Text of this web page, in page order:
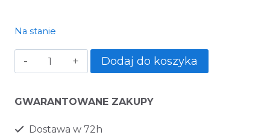
Na stanie
Dodaj do koszyka
GWARANTOWANE ZAKUPY
Dostawa w 72h